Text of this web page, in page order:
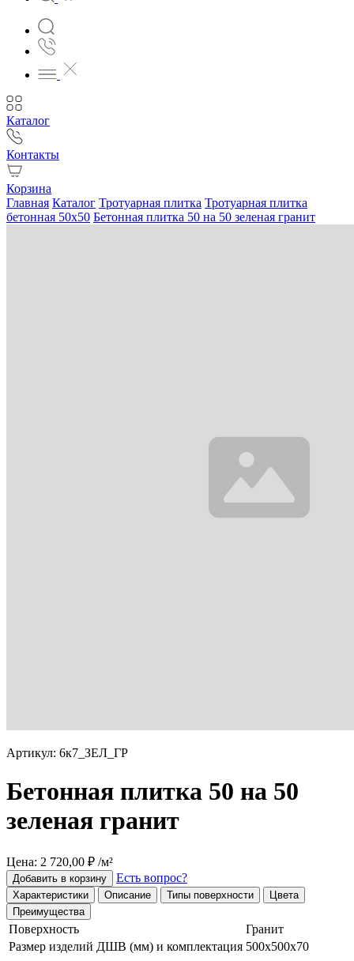
Каталог
Контакты
Корзина
Главная Каталог Тротуарная плитка Тротуарная плитка
бетонная 50х50 Бетонная плитка 50 на 50 зеленая гранит
Артикул: 6к7_ЗЕЛ_ГР
Бетонная плитка 50 на 50
зеленая гранит
Цена: 2 720,00 ₽ /м²
Добавить в корзину Есть вопрос?
Характеристики Описание Типы поверхности
Цвета
Преимущества
Поверхность
Гранит
Размер изделий ДШВ (мм) и комплектация 500х500х70